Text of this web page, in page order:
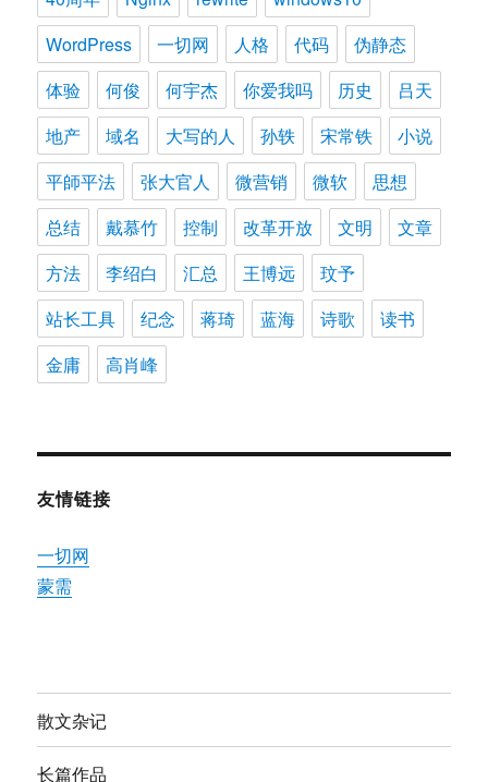
WordPress
一切网 人格 代码
伪静态
体验
何俊 何宇杰 你爱我吗 历史
吕天
地产
域名 大写的人 孙轶 宋常铁
小说
平師平法
张大官人 微营销 微软
思想
总结
戴慕竹 控制 改革开放 文明
文章
方法
李绍白 汇总 王博远
玟予
站长工具
纪念 蒋琦 蓝海 诗歌
读书
金庸
高肖峰
友情链接
一切网
蒙需
散文杂记
长篇作品